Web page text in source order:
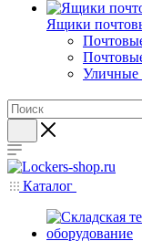
Ящики
Уличные
Каталог